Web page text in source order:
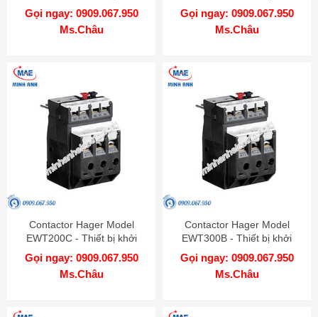
động từ
Gọi ngay: 0909.067.950
Ms.Châu
động từ
Gọi ngay: 0909.067.950
Ms.Châu
Contactor Hager Model
EWT200C - Thiết bị khởi
động từ
Gọi ngay: 0909.067.950
Ms.Châu
Contactor Hager Model
EWT300B - Thiết bị khởi
động từ
Gọi ngay: 0909.067.950
Ms.Châu